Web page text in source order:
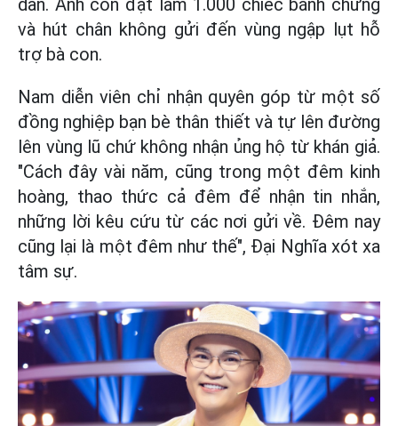
dân. Anh còn đặt làm 1.000 chiếc bánh chưng
và hút chân không gửi đến vùng ngập lụt hỗ
trợ bà con.
Nam diễn viên chỉ nhận quyên góp từ một số
đồng nghiệp bạn bè thân thiết và tự lên đường
lên vùng lũ chứ không nhận ủng hộ từ khán giả.
"Cách đây vài năm, cũng trong một đêm kinh
hoàng, thao thức cả đêm để nhận tin nhắn,
những lời kêu cứu từ các nơi gửi về. Đêm nay
cũng lại là một đêm như thế", Đại Nghĩa xót xa
tâm sự.